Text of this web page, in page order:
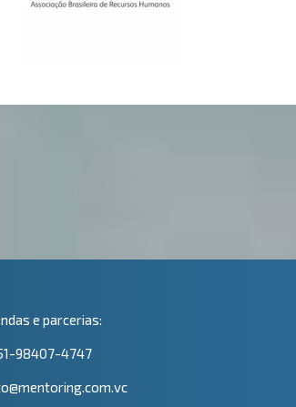
e parcerias:
98407-4747